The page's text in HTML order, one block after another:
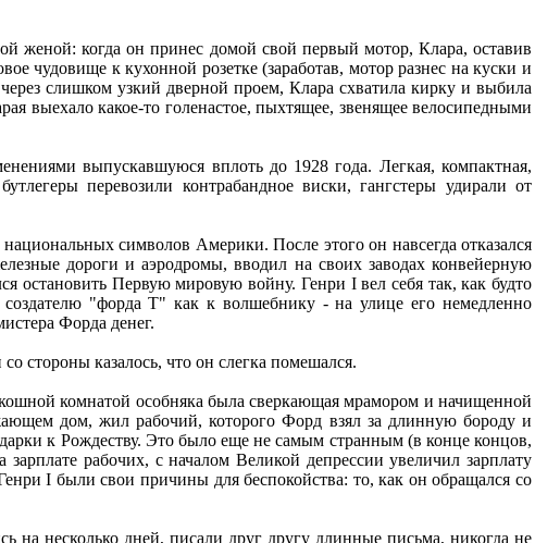
женой: когда он принес домой свой первый мотор, Клара, оставив
чудовище к кухонной розетке (заработав, мотор разнес на куски и
слишком узкий дверной проем, Клара схватила кирку и выбила
выехало какое-то голенастое, пыхтящее, звенящее велосипедными
выпускавшуюся вплоть до 1928 года. Легкая, компактная,
перевозили контрабандное виски, гангстеры удирали от
символов Америки. После этого он навсегда отказался
дороги и аэродромы, вводил на своих заводах конвейерную
остановить Первую мировую войну. Генри I вел себя так, как будто
"форда Т" как к волшебнику - на улице его немедленно
Форда денег.
стороны казалось, что он слегка помешался.
комнатой особняка была сверкающая мрамором и начищенной
дом, жил рабочий, которого Форд взял за длинную бороду и
к Рождеству. Это было еще не самым странным (в конце концов,
рабочих, с началом Великой депрессии увеличил зарплату
I были свои причины для беспокойства: то, как он обращался со
несколько дней, писали друг другу длинные письма, никогда не